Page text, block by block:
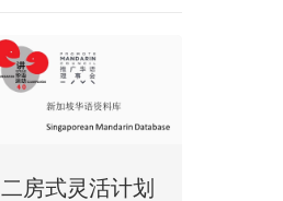
二房式灵活计划